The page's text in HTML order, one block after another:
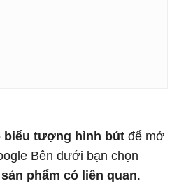
biểu tượng hình bút để mở
Bên dưới bạn chọn
phẩm có liên quan.